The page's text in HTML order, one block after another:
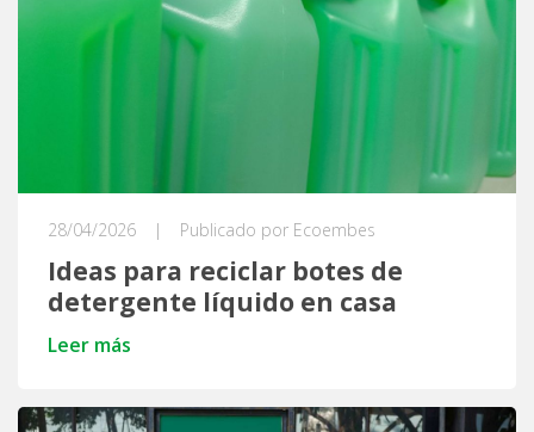
28/04/2026 | Publicado por Ecoembes
Ideas para reciclar botes de
detergente líquido en casa
Leer más